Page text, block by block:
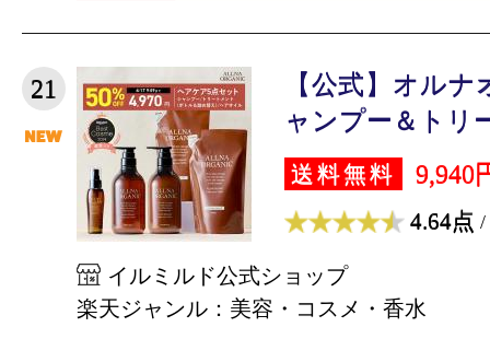
21
【公式】オル
ャンプー＆トリ
送料無料 9,940
4.64点 /
イルミルド公式ショップ
楽天ジャンル：美容・コスメ・香水